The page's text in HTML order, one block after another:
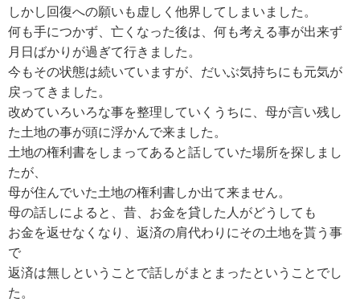
しかし回復への願いも虚しく他界してしまいました。
何も手につかず、亡くなった後は、何も考える事が出来ず
月日ばかりが過ぎて行きました。
今もその状態は続いていますが、だいぶ気持ちにも元気が
戻ってきました。
改めていろいろな事を整理していくうちに、母が言い残し
た土地の事が頭に浮かんで来ました。
土地の権利書をしまってあると話していた場所を探しまし
たが、
母が住んでいた土地の権利書しか出て来ません。
母の話しによると、昔、お金を貸した人がどうしても
お金を返せなくなり、返済の肩代わりにその土地を貰う事
で
返済は無しということで話しがまとまったということでし
た。